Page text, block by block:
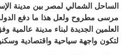
الساحل الشمالي لمصر بين مدينة
مرسى مطروح ولعل هذا ما دفع الدولة
العلمين الجديدة لبناء مدينة
لتكون واجهة سياحية واقتصادية